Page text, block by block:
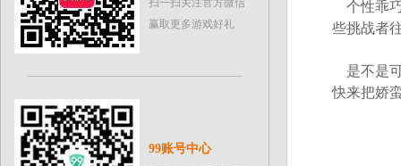
扫一扫关注官方微信
赢取更多游戏好礼
99账号中心
个性乖
些挑战者
是不是可
快来把娇